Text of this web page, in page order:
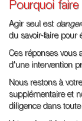
Pourquoi
Agir seul est
du savoir-faire pour
Ces réponses vous
d'une intervention
Nous restons à
supplémentaire et
diligence dans